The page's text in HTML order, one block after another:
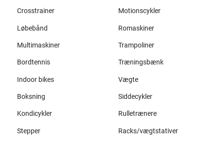
Crosstrainer
Motionscykler
Løbebånd Romaskiner
Multimaskiner Trampoliner
Bordtennis Træningsbænk
Indoor bikes Vægte
Boksning Siddecykler
Kondicykler Rulletrænere
Stepper Racks/vægtstativer